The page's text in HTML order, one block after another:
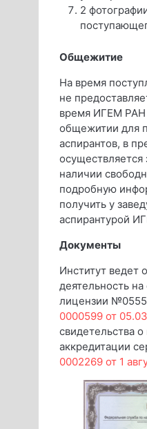
2
Общежитие
На время
не
время ИГЕМ РАН
общежитии для
аспирантов, в
осуществляется
наличии
подробную
получить у
аспирантурой
Документы
Институт ведет
деятельность
лицензии
0000599 от
свидетельства
аккредитации
0002269 от 1